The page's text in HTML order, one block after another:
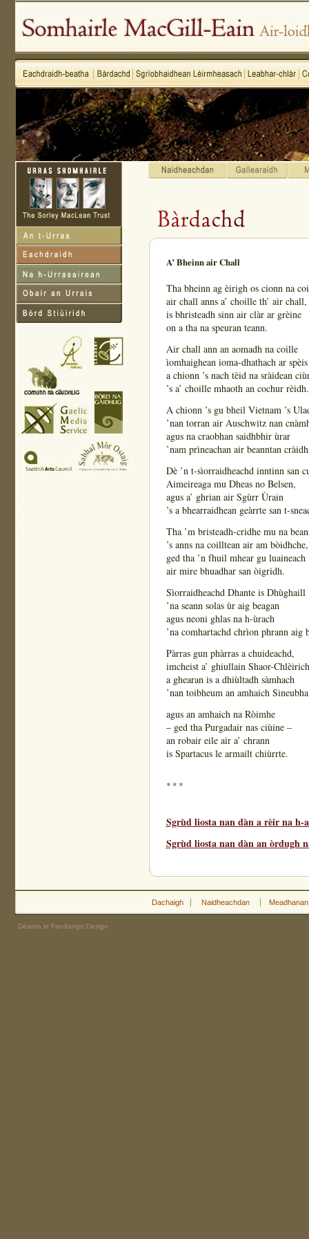
A’ Bheinn air Chall
Tha bheinn ag èirigh os cionn na
air chall anns a’ choille th’ air chall,
is bhristeadh sinn air clàr ar grèine
on a tha na speuran teann.
Air chall ann an aomadh na coille
ìomhaighean ioma-dhathach ar spèis
a chionn ’s nach tèid na sràidean
’s a’ choille mhaoth an cochur rèidh.
A chionn ’s gu bheil Vietnam ’s
’nan torran air Auschwitz nan
agus na craobhan saidhbhir ùrar
’nam prìneachan air beanntan
Dè ’n t-sìorraidheachd inntinn san
Aimeireaga mu Dheas no Belsen,
agus a’ ghrian air Sgùrr Ùrain
’s a bhearraidhean geàrrte san t-
Tha ’m bristeadh-cridhe mu na
’s anns na coilltean air am bòidhche,
ged tha ’n fhuil mhear gu luaineach
air mire bhuadhar san òigridh.
Sìorraidheachd Dhante is Dhùghaill
’na seann solas ùr aig beagan
agus neoni ghlas na h-ùrach
’na comhartachd chrìon phrann aig
Pàrras gun phàrras a chuideachd,
imcheist a’ ghiullain Shaor-
a ghearan is a dhiùltadh sàmhach
’nan toibheum an amhaich
agus an amhaich na Ròimhe
– ged tha Purgadair nas ciùine –
an robair eile air a’ chrann
is Spartacus le armailt chiùrrte.
* * *
Sgrùd liosta nan dàn a rèir na h-
Sgrùd liosta nan dàn an òrdugh
Dachaigh Naidheachdan Meadhanan
Dèanta le Fandango Design